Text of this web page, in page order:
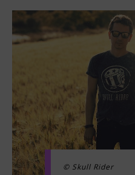
© Skull Rider